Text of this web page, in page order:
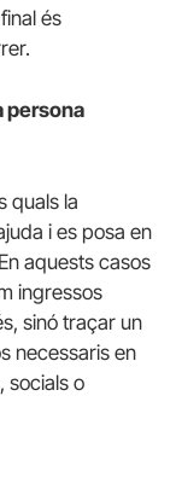
és
persona
quals la
i es posa en
aquests casos
ingressos
sinó traçar un
necessaris en
socials o